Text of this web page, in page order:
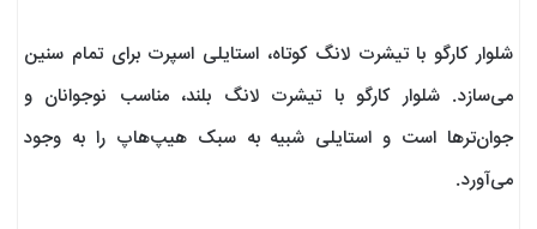
شلوار کارگو با تیشرت لانگ کوتاه، استایلی اسپرت برای تمام سنین
می‌سازد. شلوار کارگو با تیشرت لانگ بلند، مناسب نوجوانان و
جوان‌ترها است و استایلی شبیه به سبک هیپ‌هاپ را به وجود
می‌آورد.